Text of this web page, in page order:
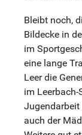
Bleibt noch,
Bildecke in
im
eine lange
Leer die
im Leerbach-
auch der